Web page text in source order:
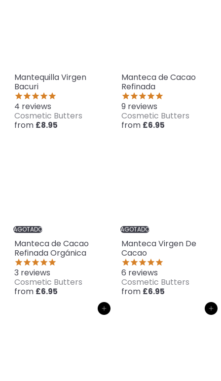
Mantequilla Virgen
Bacuri
4 reviews
Cosmetic Butters
from £8.95
Manteca de Cacao
Refinada
9 reviews
Cosmetic Butters
from £6.95
AGOTADO
Manteca de Cacao
Refinada Orgánica
3 reviews
Cosmetic Butters
from £6.95
AGOTADO
Manteca Virgen De
Cacao
6 reviews
Cosmetic Butters
from £6.95
Agregar al carrito Agregar al carrito